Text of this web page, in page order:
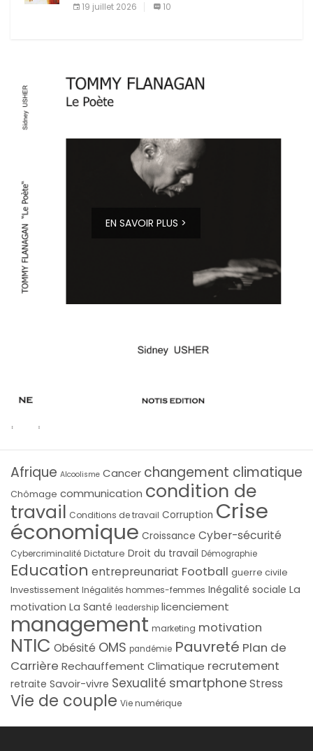
19 juillet 2026 10
EN SAVOIR PLUS >
Afrique Alcoolisme Cancer changement climatique
Chômage communication condition de
travail Conditions de travail Corruption Crise
économique Croissance Cyber-sécurité
Cybercriminalité Dictature Droit du travail Démographie
Education entrepreunariat Football guerre civile
Investissement Inégalités hommes-femmes Inégalité sociale La
motivation La Santé leadership licenciement
management marketing motivation
NTIC Obésité OMS pandémie Pauvreté Plan de
Carrière Rechauffement Climatique recrutement
retraite Savoir-vivre Sexualité smartphoneStress
Vie de couple Vie numérique